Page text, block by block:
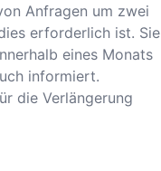
Anfragen um zwei
erforderlich ist. Sie
eines Monats
informiert.
die Verlängerung